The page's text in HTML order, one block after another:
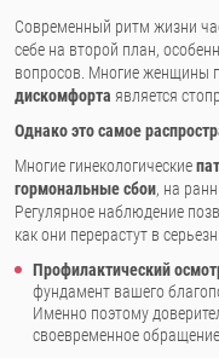
Современный ритм жизни
себе на второй план,
вопросов. Многие женщины
дискомфорта является
Однако это самое
Многие гинекологические
гормональные сбои, на
Регулярное наблюдение
как они перерастут в
Профилактический
фундамент вашего
Именно поэтому
своевременное